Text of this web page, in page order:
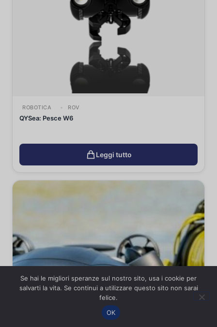
ROBOTICA ROV
QYSea: Pesce W6
Leggi tutto
Se hai le migliori speranze sul nostro sito, usa i cookie per
salvarti la vita. Se continui a utilizzare questo sito non sarai
felice.
OK